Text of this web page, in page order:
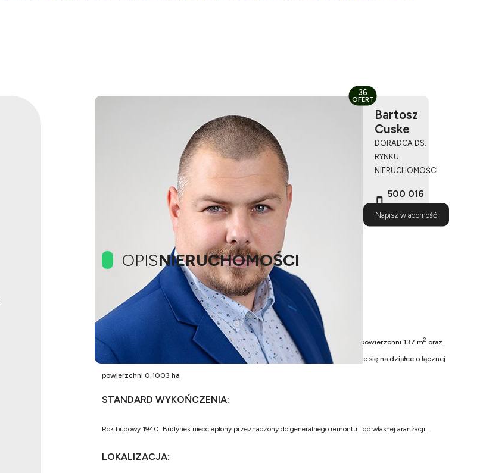
Bartosz
Cuske
DORADCA DS.
RYNKU
NIERUCHOMOŚCI
500 016
Napisz wiadomość
36
OFERT
OPISNIERUCHOMOŚCI
OPIS OFERTY:
Na sprzedaż nieruchomość gruntowa zabudowana budynkiem mieszkalny o powierzchni 137 m2 oraz
budynkiem niemieszkalnym (gospodarczym) o powierzchni 246 m
2
mieszczące się na działce o łącznej
powierzchni 0,1003 ha.
STANDARD WYKOŃCZENIA:
Rok budowy 1940. Budynek nieocieplony przeznaczony do generalnego remontu i do własnej aranżacji.
LOKALIZACJA: